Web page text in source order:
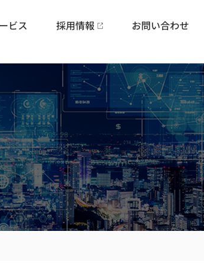
ビス 採用情報 お問い合わせ